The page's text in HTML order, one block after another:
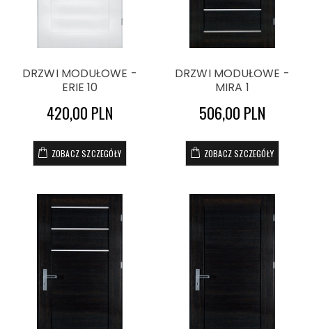
DRZWI MODUŁOWE -
ERIE 10
420,00 PLN
ZOBACZ SZCZEGÓŁY
DRZWI MODUŁOWE -
MIRA 1
506,00 PLN
ZOBACZ SZCZEGÓŁY